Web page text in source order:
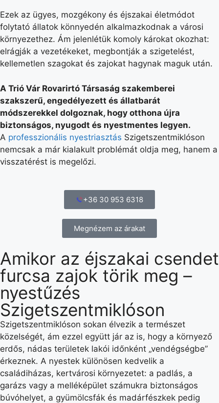
Ezek az ügyes, mozgékony és éjszakai életmódot
folytató állatok könnyedén alkalmazkodnak a városi
környezethez. Ám jelenlétük komoly károkat okozhat:
elrágják a vezetékeket, megbontják a szigetelést,
kellemetlen szagokat és zajokat hagynak maguk után.
A Trió Vár Rovarirtó Társaság szakemberei
szakszerű, engedélyezett és állatbarát
módszerekkel dolgoznak, hogy otthona újra
biztonságos, nyugodt és nyestmentes legyen.
A professzionális nyestriasztás Szigetszentmiklóson
nemcsak a már kialakult problémát oldja meg, hanem a
visszatérést is megelőzi.
+36 30 953 6318
Megnézem az árakat
Amikor az éjszakai csendet
furcsa zajok törik meg –
nyestűzés
Szigetszentmiklóson
Szigetszentmiklóson sokan élvezik a természet
közelségét, ám ezzel együtt jár az is, hogy a környező
erdős, nádas területek lakói időnként „vendégségbe”
érkeznek. A nyestek különösen kedvelik a
családiházas, kertvárosi környezetet: a padlás, a
garázs vagy a melléképület számukra biztonságos
búvóhelyet, a gyümölcsfák és madárfészkek pedig